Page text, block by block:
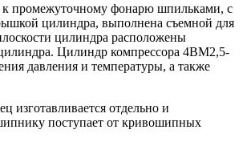
к промежуточному фонарю шпильками, с
цилиндра, выполнена съемной для
цилиндра расположены
Цилиндр компрессора 4ВМ2,5-
давления и температуры, а также
изготавливается отдельно и
поступает от кривошипных